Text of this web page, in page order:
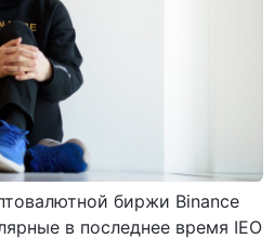
биржи Binance
в последнее время IEO